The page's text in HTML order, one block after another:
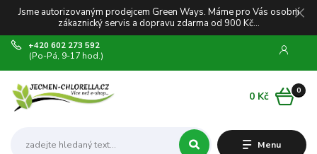
Jsme autorizovaným prodejcem Green Ways. Máme pro Vás osobní
zákaznický servis a dopravu zdarma od 900 Kč...
Menu
+420 602 273 592
(Po-Pá, 9-17 hod.)
0
0 Kč